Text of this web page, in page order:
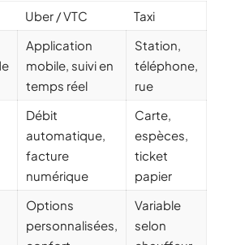
Uber / VTC Taxi
Application
mobile, suivi en
temps réel
Station,
téléphone,
rue
Débit
automatique,
facture
numérique
Carte,
espèces,
ticket
papier
Options
personnalisées,
Variable
selon